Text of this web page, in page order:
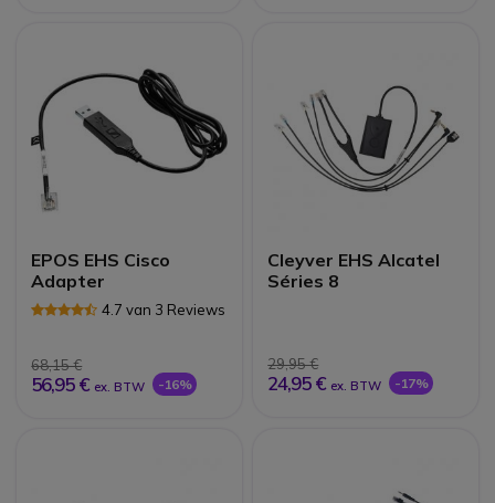
EPOS EHS Cisco
Adapter
4.7 van 3 Reviews
68,15 €
56,95 € ex. BTW -16%
Cleyver EHS Alcatel
Séries 8
29,95 €
24,95 € ex. BTW -17%